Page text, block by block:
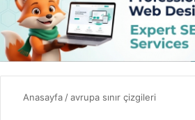
Anasayfa/avrupa sınır çizgileri